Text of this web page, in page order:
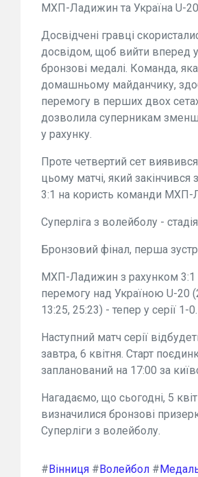
МХП-Ладижин та Україна U-
Досвідчені гравці
досвідом, щоб вийти вперед у
бронзові медалі. Команда,
домашньому майданчику,
перемогу в перших двох
дозволила суперникам
у рахунку.
Проте четвертий сет
цьому матчі, який закінчився
3:1 на користь команди МХП-
Суперліга з волейболу -
Бронзовий фінал, перша
МХП-Ладижин з рахунком 3:1
перемогу над Україною U-20
13:25, 25:23) - тепер у серії 1-0.
Наступний матч серії
завтра, 6 квітня. Старт
запланований на 17:00 за
Нагадаємо, що сьогодні, 5
визначилися бронзові
Суперліги з волейболу.
# Вінниця # Волейбол #